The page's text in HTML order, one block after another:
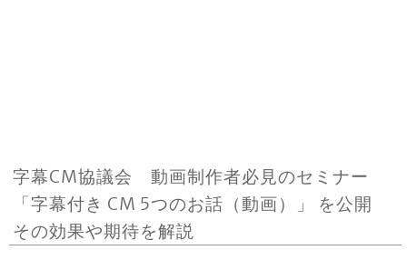
字幕CM協議会 動画制作者必見のセミナー
「字幕付き CM 5つのお話（動画）」 を公開
その効果や期待を解説